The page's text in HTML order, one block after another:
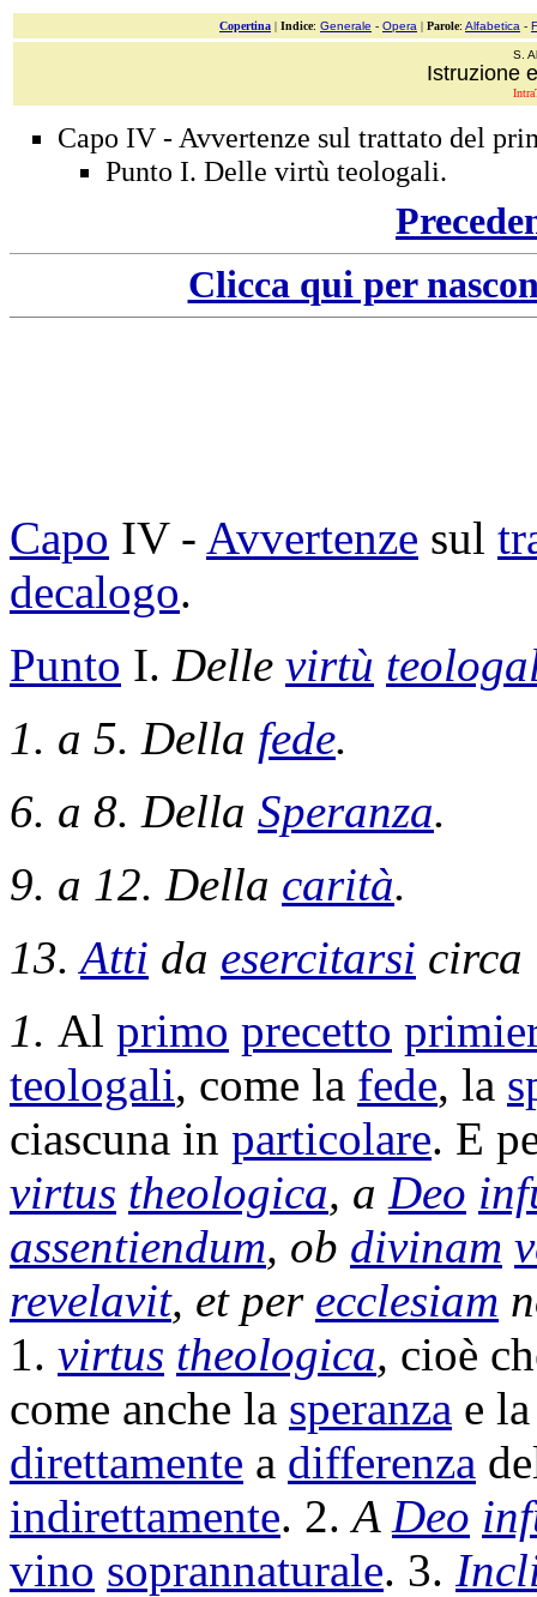
Copertina | Indice: Generale - Opera | Parole: Alfabetica -
S.
Istruzione
Capo IV - Avvertenze sul trattato del
Punto I. Delle virtù teologali.
Clicca qui per
Capo IV - Avvertenze sul
decalogo.
Punto I. Delle virtù
1. a 5. Della fede.
6. a 8. Della Speranza.
9. a 12. Della carità.
13.Atti da esercitarsi
1. Al primo precetto
teologali, come la fede, la
ciascuna in particolare. E
virtus theologica, a Deo
assentiendum, ob divinam
revelavit, et per ecclesiam
1. virtus theologica, cioè
come anche la speranza e
direttamente a differenza
indirettamente. 2.A Deo
vino soprannaturale. 3.